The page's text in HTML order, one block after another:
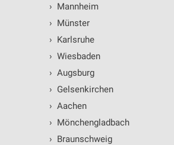
› Mannheim
› Münster
› Karlsruhe
› Wiesbaden
› Augsburg
› Gelsenkirchen
› Aachen
› Mönchengladbach
› Braunschweig